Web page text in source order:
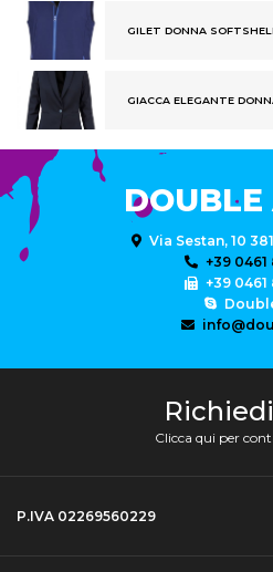
GILET DONNA SOFTSHELL
GIACCA ELEGANTE
DOUBLE
Via Sestan, 10
+39 0461
+39 0461
Richiedi
Clicca qui per
P.IVA 02269560229